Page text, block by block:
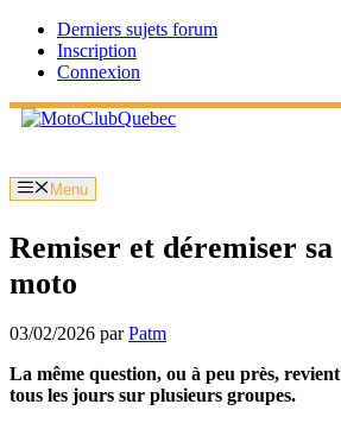
Aller
contenu
Derniers sujets forum
Inscription
Connexion
Menu
Remiser et déremiser sa
moto
03/02/2026 parPatm
La même question, ou à peu près, revient
tous les jours sur plusieurs groupes.